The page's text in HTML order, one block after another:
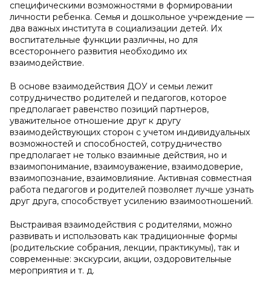
специфическими возможностями в формировании
личности ребенка. Семья и дошкольное учреждение —
два важных института в социализации детей. Их
воспитательные функции различны, но для
всестороннего развития необходимо их
взаимодействие.
В основе взаимодействия ДОУ и семьи лежит
сотрудничество родителей и педагогов, которое
предполагает равенство позиций партнеров,
уважительное отношение друг к другу
взаимодействующих сторон с учетом индивидуальных
возможностей и способностей, сотрудничество
предполагает не только взаимные действия, но и
взаимопонимание, взаимоуважение, взаимодоверие,
взаимопознание, взаимовлияние. Активная совместная
работа педагогов и родителей позволяет лучше узнать
друг друга, способствует усилению взаимоотношений.
Выстраивая взаимодействия с родителями, можно
развивать и использовать как традиционные формы
(родительские собрания, лекции, практикумы), так и
современные: экскурсии, акции, оздоровительные
мероприятия и т. д.